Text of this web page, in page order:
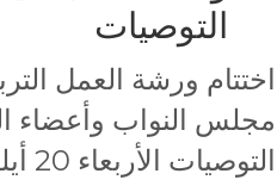
التوصيات
اختتام ورشة العمل
مجلس النواب وأعضاء